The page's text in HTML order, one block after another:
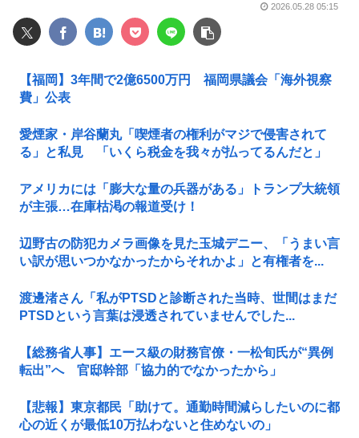
2026.05.28 05:15
【福岡】3年間で2億6500万円 福岡県議会「海外視察
費」公表
愛煙家・岸谷蘭丸「喫煙者の権利がマジで侵害されて
る」と私見 「いくら税金を我々が払ってるんだと」
アメリカには「膨大な量の兵器がある」トランプ大統領
が主張…在庫枯渇の報道受け！
辺野古の防犯カメラ画像を見た玉城デニー、「うまい言
い訳が思いつかなかったからそれかよ」と有権者を...
渡邊渚さん「私がPTSDと診断された当時、世間はまだ
PTSDという言葉は浸透されていませんでした...
【総務省人事】エース級の財務官僚・一松旬氏が“異例
転出”へ 官邸幹部「協力的でなかったから」
【悲報】東京都民「助けて。通勤時間減らしたいのに都
心の近くが最低10万払わないと住めないの」